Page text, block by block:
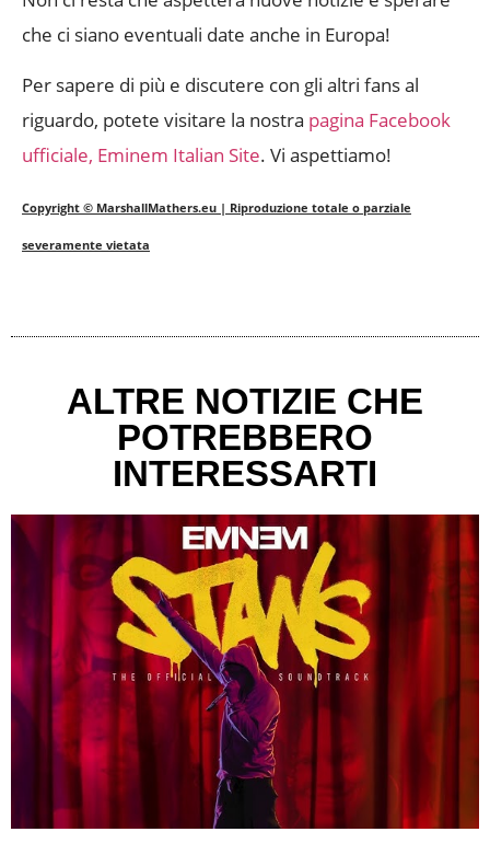
che ci siano eventuali date anche in Europa!
Per sapere di più e discutere con gli altri fans al
riguardo, potete visitare la nostra pagina Facebook
ufficiale, Eminem Italian Site. Vi aspettiamo!
Copyright © MarshallMathers.eu | Riproduzione totale o parziale
severamente vietata
ALTRE NOTIZIE CHE
POTREBBERO
INTERESSARTI